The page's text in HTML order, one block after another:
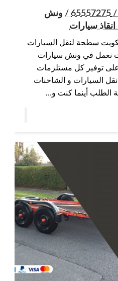
ونش اسطبلات الاحمدي / 65557275 / ونش
سيارات
سطحة لنقل السيارات
نعمل في ونش سيارات
توفير كل مستلزمات
السيارات و الشاحنات
الطلب أينما كنت و…